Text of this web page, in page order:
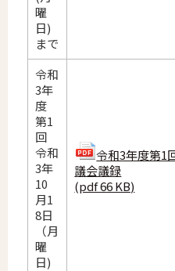
曜
日)
まで
令和
3年
度
第1
回
令和
3年
10
月1
8日
（月
曜
日)
令和3年度第1
議会議録
(pdf 66 KB)